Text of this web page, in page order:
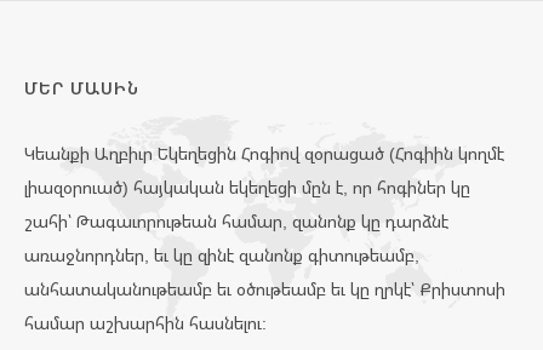
ՄԵՐ ՄԱՍԻՆ
Կեանքի Աղբիւր Եկեղեցին Հոգիով զօրացած (Հոգիին կողմէ
լիազօրուած) հայկական եկեղեցի մըն է, որ հոգիներ կը
շահի՝ Թագաւորութեան համար, զանոնք կը դարձնէ
առաջնորդներ, եւ կը զինէ զանոնք գիտութեամբ,
անհատականութեամբ եւ օծութեամբ եւ կը ղրկէ՝ Քրիստոսի
համար աշխարհին հասնելու: